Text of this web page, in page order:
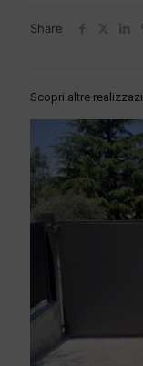
Share
Scopri altre